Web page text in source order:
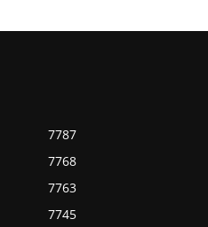
7787
7768
7763
7745